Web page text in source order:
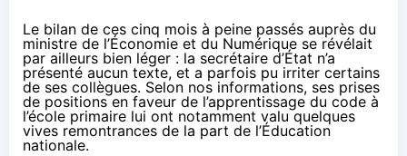
Le bilan de ces cinq mois à peine passés auprès du
ministre de l’Économie et du Numérique se révélait
par ailleurs bien léger : la secrétaire d’État n’a
présenté aucun texte, et a parfois pu irriter certains
de ses collègues. Selon nos informations, ses prises
de positions en faveur de l’apprentissage du code à
l’école primaire lui ont notamment valu quelques
vives remontrances de la part de l’Éducation
nationale.